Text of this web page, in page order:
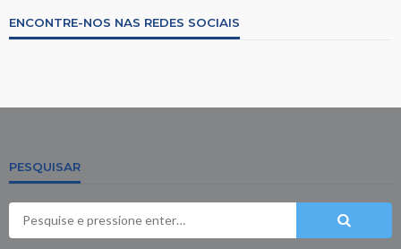
ENCONTRE-NOS NAS REDES SOCIAIS
PESQUISAR